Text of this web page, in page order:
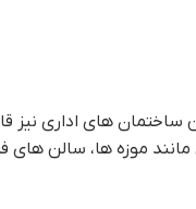
های اداری نیز
موزه ها، سالن